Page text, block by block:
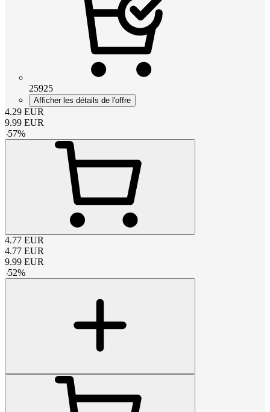
25925
Afficher les détails de l'offre
4.29 EUR
9.99 EUR
-57%
4.77 EUR
4.77 EUR
9.99 EUR
-52%